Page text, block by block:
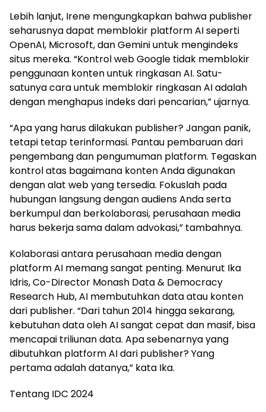
Lebih lanjut, Irene mengungkapkan bahwa publisher
seharusnya dapat memblokir platform AI seperti
OpenAI, Microsoft, dan Gemini untuk mengindeks
situs mereka. “Kontrol web Google tidak memblokir
penggunaan konten untuk ringkasan AI. Satu-
satunya cara untuk memblokir ringkasan AI adalah
dengan menghapus indeks dari pencarian,” ujarnya.
“Apa yang harus dilakukan publisher? Jangan panik,
tetapi tetap terinformasi. Pantau pembaruan dari
pengembang dan pengumuman platform. Tegaskan
kontrol atas bagaimana konten Anda digunakan
dengan alat web yang tersedia. Fokuslah pada
hubungan langsung dengan audiens Anda serta
berkumpul dan berkolaborasi, perusahaan media
harus bekerja sama dalam advokasi,” tambahnya.
Kolaborasi antara perusahaan media dengan
platform AI memang sangat penting. Menurut Ika
Idris, Co-Director Monash Data & Democracy
Research Hub, AI membutuhkan data atau konten
dari publisher. “Dari tahun 2014 hingga sekarang,
kebutuhan data oleh AI sangat cepat dan masif, bisa
mencapai triliunan data. Apa sebenarnya yang
dibutuhkan platform AI dari publisher? Yang
pertama adalah datanya,” kata Ika.
Tentang IDC 2024